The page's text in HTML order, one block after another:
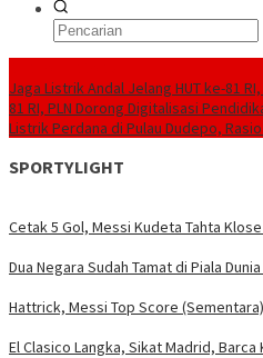
Jaga Listrik Andal Jelang HUT ke-81
81 RI, PLN Dorong Digitalisasi
Listrik Perdana di Pulau Dudepo,
SPORTYLIGHT
Cetak 5 Gol, Messi Kudeta Tahta
Dua Negara Sudah Tamat di Piala
Hattrick, Messi Top Score
El Clasico Langka, Sikat Madrid, Barca